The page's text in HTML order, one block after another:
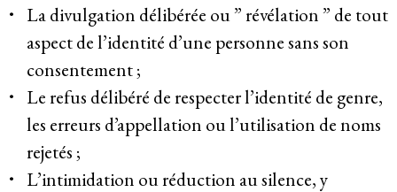
La divulgation délibérée ou ” révélation ” de tout
aspect de l’identité d’une personne sans son
consentement ;
Le refus délibéré de respecter l’identité de genre,
les erreurs d’appellation ou l’utilisation de noms
rejetés ;
L’intimidation ou réduction au silence, y